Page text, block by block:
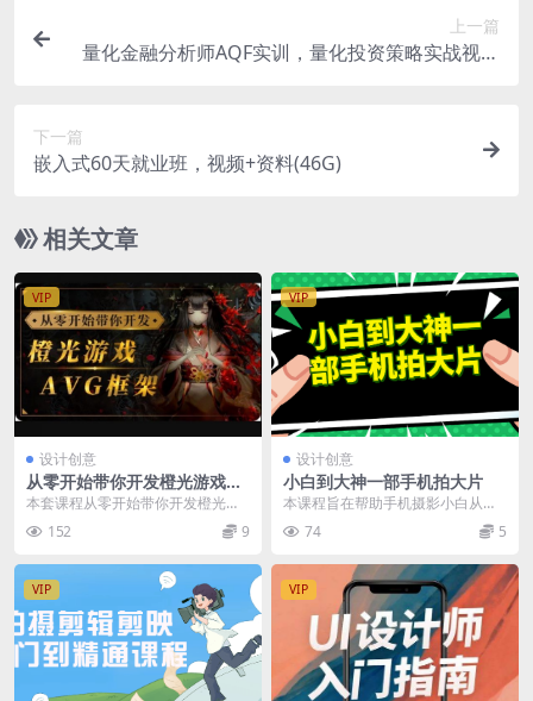
上一篇
量化金融分析师AQF实训，量化投资策略实战视频
下一篇
嵌入式60天就业班，视频+资料(46G)
相关文章
VIP
设计创意
从零开始带你开发橙光游戏AV
G框架，从UI搭建到多线剧情
本套课程从零开始带你开发橙光游
戏AVG框架，课程官方售价510
元，内容涵盖UI搭...
152 9
VIP
设计创意
小白到大神一部手机拍大片
本课程旨在帮助手机摄影小白从零
基础成长为能够拍摄出精彩大片的
大神级摄影师。通过学...
74 5
VIP VIP